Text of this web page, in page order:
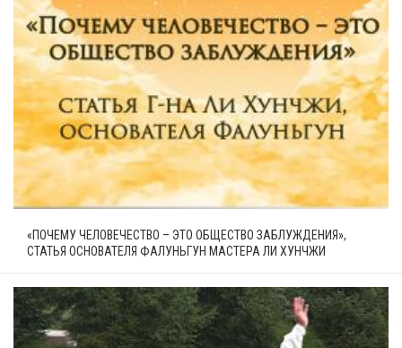
«ПОЧЕМУ ЧЕЛОВЕЧЕСТВО – ЭТО ОБЩЕСТВО ЗАБЛУЖДЕНИЯ»,
СТАТЬЯ ОСНОВАТЕЛЯ ФАЛУНЬГУН МАСТЕРА ЛИ ХУНЧЖИ